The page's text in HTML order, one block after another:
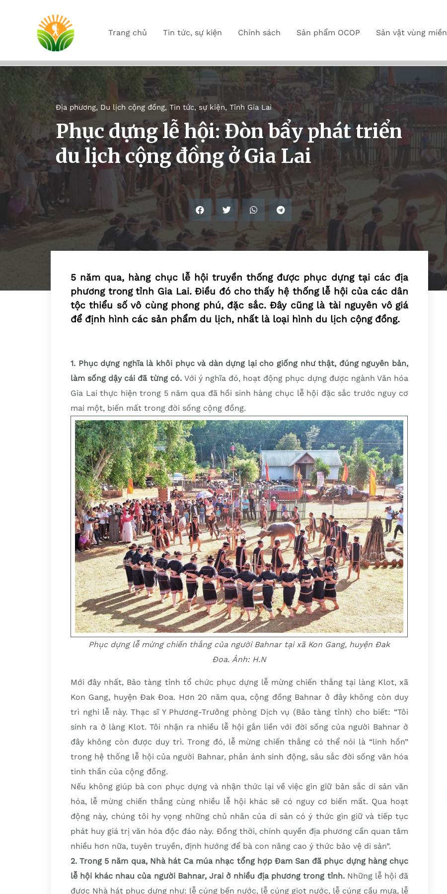
Trang chủ Tin tức, sự kiện Chính sách Sản phẩm OCOP Sản vật vùng miền
Địa phương, Du lịch cộng đồng, Tin tức, sự kiện, Tỉnh Gia Lai
Phục dựng lễ hội: Đòn bẩy phát triển
du lịch cộng đồng ở Gia Lai
5 năm qua, hàng chục lễ hội truyền thống được phục dựng tại các địa
phương trong tỉnh Gia Lai. Điều đó cho thấy hệ thống lễ hội của các dân
tộc thiểu số vô cùng phong phú, đặc sắc. Đây cũng là tài nguyên vô giá
để định hình các sản phẩm du lịch, nhất là loại hình du lịch cộng đồng.
1. Phục dựng nghĩa là khôi phục và dàn dựng lại cho giống như thật, đúng nguyên bản,
làm sống dậy cái đã từng có.Với ý nghĩa đó, hoạt động phục dựng được ngành Văn hóa
Gia Lai thực hiện trong 5 năm qua đã hồi sinh hàng chục lễ hội đặc sắc trước nguy cơ
mai một, biến mất trong đời sống cộng đồng.
Phục dựng lễ mừng chiến thắng của người Bahnar tại xã Kon Gang, huyện Đak
Đoa. Ảnh: H.N
Mới đây nhất, Bảo tàng tỉnh tổ chức phục dựng lễ mừng chiến thắng tại làng Klot, xã
Kon Gang, huyện Đak Đoa. Hơn 20 năm qua, cộng đồng Bahnar ở đây không còn duy
trì nghi lễ này. Thạc sĩ Y Phương-Trưởng phòng Dịch vụ (Bảo tàng tỉnh) cho biết: “Tôi
sinh ra ở làng Klot. Tôi nhận ra nhiều lễ hội gắn liền với đời sống của người Bahnar ở
đây không còn được duy trì. Trong đó, lễ mừng chiến thắng có thể nói là “linh hồn”
trong hệ thống lễ hội của người Bahnar, phản ánh sinh động, sâu sắc đời sống văn hóa
tinh thần của cộng đồng.
Nếu không giúp bà con phục dựng và nhận thức lại về việc gìn giữ bản sắc di sản văn
hóa, lễ mừng chiến thắng cùng nhiều lễ hội khác sẽ có nguy cơ biến mất. Qua hoạt
động này, chúng tôi hy vọng những chủ nhân của di sản có ý thức gìn giữ và tiếp tục
phát huy giá trị văn hóa độc đáo này. Đồng thời, chính quyền địa phương cần quan tâm
nhiều hơn nữa, tuyên truyền, định hướng để bà con nâng cao ý thức bảo vệ di sản”.
2. Trong 5 năm qua, Nhà hát Ca múa nhạc tổng hợp Đam San đã phục dựng hàng chục
lễ hội khác nhau của người Bahnar, Jrai ở nhiều địa phương trong tỉnh.Những lễ hội đã
được Nhà hát phục dựng như: lễ cúng bến nước, lễ cúng giọt nước, lễ cúng cầu mưa, lễ